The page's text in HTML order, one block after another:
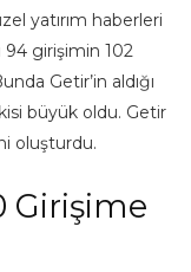
yatırım haberleri
94 girişimin 102
Getir’in aldığı
büyük oldu. Getir
oluşturdu.
Girişime